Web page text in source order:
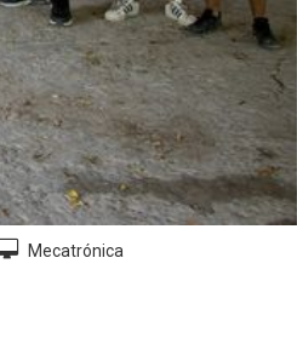
Mecatrónica